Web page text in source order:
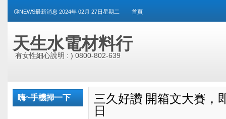
😘NEWS最新消息 2024年 02月 27日星期二 首頁
天生水電材料行
有女性細心說明 : ) 0800-802-639
嗨~手機掃一下 三久好讚 開箱文大賽，
日